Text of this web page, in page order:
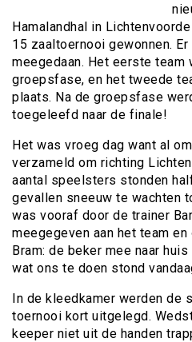
Hamalandhal in
15 zaaltoernooi gewonnen.
meegedaan. Het eerste team
groepsfase, en het tweede
plaats. Na de groepsfase
toegeleefd naar de finale!
Het was vroeg dag want al
verzameld om richting
aantal speelsters stonden
gevallen sneeuw te wachten
was vooraf door de trainer
meegegeven aan het team
Bram: de beker mee naar
wat ons te doen stond
In de kleedkamer werden de
toernooi kort uitgelegd.
keeper niet uit de handen